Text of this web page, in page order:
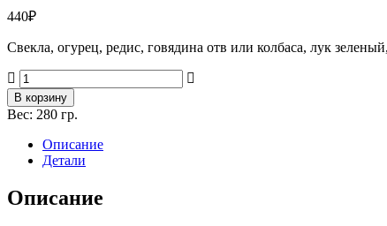
440₽
Свекла, огурец, редис, говядина отв или колбаса, лук
Количество
товара
Холодный
борщ
говядиной
В корзину
Вес: 280 гр.
Описание
Детали
Описание